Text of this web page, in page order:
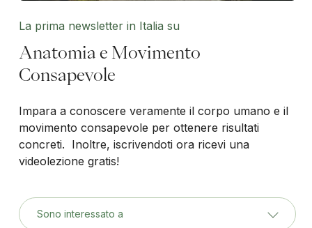
La prima newsletter in Italia su
Anatomia e Movimento
Consapevole
Impara a conoscere veramente il corpo umano e il
movimento consapevole per ottenere risultati
concreti. Inoltre, iscrivendoti ora ricevi una
videolezione gratis!
Sono interessato a